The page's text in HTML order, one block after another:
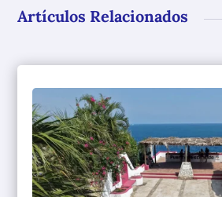
Artículos Relacionados